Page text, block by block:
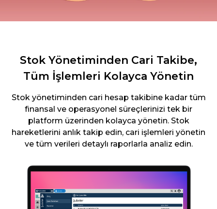
Stok Yönetiminden Cari Takibe,
Tüm İşlemleri Kolayca Yönetin
Stok yönetiminden cari hesap takibine kadar tüm
finansal ve operasyonel süreçlerinizi tek bir
platform üzerinden kolayca yönetin. Stok
hareketlerini anlık takip edin, cari işlemleri yönetin
ve tüm verileri detaylı raporlarla analiz edin.